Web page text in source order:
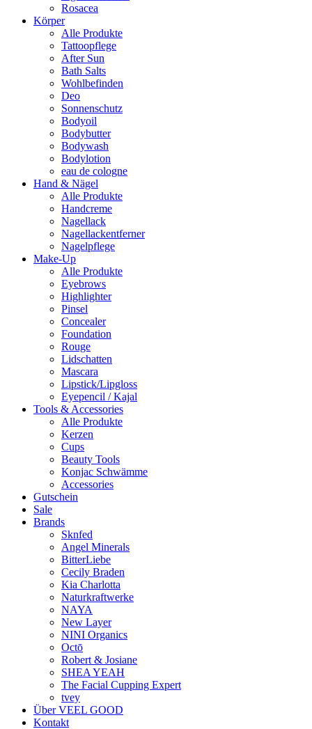
Rosacea
Körper
Alle Produkte
Tattoopflege
After Sun
Bath Salts
Wohlbefinden
Deo
Sonnenschutz
Bodyoil
Bodybutter
Bodywash
Bodylotion
eau de cologne
Hand & Nägel
Alle Produkte
Handcreme
Nagellack
Nagellackentferner
Nagelpflege
Make-Up
Alle Produkte
Eyebrows
Highlighter
Pinsel
Concealer
Foundation
Rouge
Lidschatten
Mascara
Lipstick/Lipgloss
Eyepencil / Kajal
Tools & Accessories
Alle Produkte
Kerzen
Cups
Beauty Tools
Konjac Schwämme
Accessories
Gutschein
Sale
Brands
Sknfed
Angel Minerals
BitterLiebe
Cecily Braden
Kia Charlotta
Naturkraftwerke
NAYA
New Layer
NINI Organics
Octō
Robert & Josiane
SHEA YEAH
The Facial Cupping Expert
tvey
Über VEEL GOOD
Kontakt